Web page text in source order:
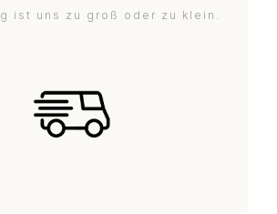
ist uns zu groß oder zu klein.